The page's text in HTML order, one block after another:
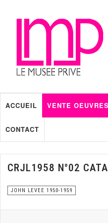
ACCUEIL VENTE
CONTACT
CRJL1958 N°02
JOHN LEVEE 1950-1959